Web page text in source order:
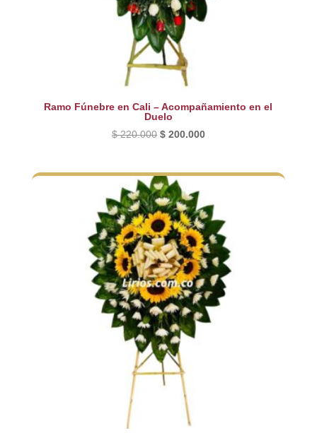
Ramo Fúnebre en Cali – Acompañamiento en el
Duelo
$220.000 El
era:
$ 220.000.
$200.000El